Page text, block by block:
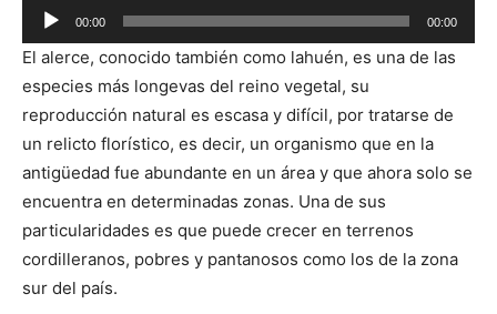
Reproductor
de
audio
00:00 00:00
El alerce, conocido también como lahuén, es una de las
especies más longevas del reino vegetal, su
reproducción natural es escasa y difícil, por tratarse de
un relicto florístico, es decir, un organismo que en la
antigüedad fue abundante en un área y que ahora solo se
encuentra en determinadas zonas. Una de sus
particularidades es que puede crecer en terrenos
cordilleranos, pobres y pantanosos como los de la zona
sur del país.